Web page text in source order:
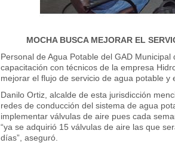
MOCHA BUSCA MEJORAR EL
Personal de Agua Potable del GAD
capacitación con técnicos de la empresa
mejorar el flujo de servicio de agua potable y
Danilo Ortiz, alcalde de esta jurisdicción
redes de conducción del sistema de agua
implementar válvulas de aire pues cada
“ya se adquirió 15 válvulas de aire las que
días”, aseguró.